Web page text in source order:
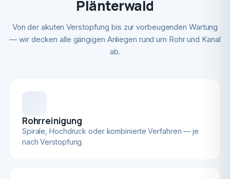
Plänterwald
Von der akuten Verstopfung bis zur vorbeugenden Wartung
— wir decken alle gängigen Anliegen rund um Rohr und Kanal
ab.
Rohrreinigung
Spirale, Hochdruck oder kombinierte Verfahren — je
nach Verstopfung.